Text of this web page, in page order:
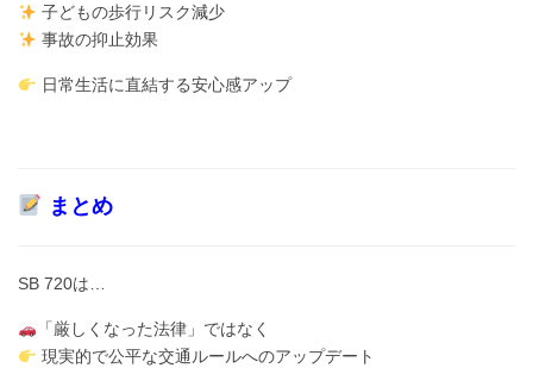
子どもの歩行リスク減少
事故の抑止効果
日常生活に直結する安心感アップ
まとめ
SB 720は…
「厳しくなった法律」ではなく
現実的で公平な交通ルールへのアップデート